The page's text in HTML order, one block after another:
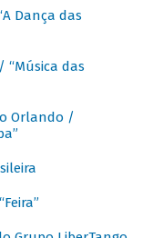
Dança das
“Música das
Orlando /